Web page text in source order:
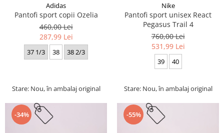
Adidas
Pantofi sport copii Ozelia
460,00 Lei
287,99 Lei
37 1/3 38 38 2/3
Stare: Nou, în ambalaj original
Nike
Pantofi sport unisex React
Pegasus Trail 4
760,00 Lei
531,99 Lei
39 40
Stare: Nou, în ambalaj original
-34% -55%